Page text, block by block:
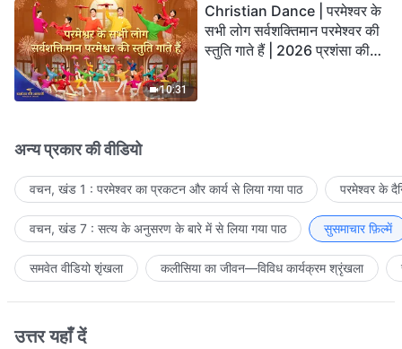
10:31
Christian Dance | परमेश्वर के
सभी लोग सर्वशक्तिमान परमेश्वर की
स्तुति गाते हैं | 2026 प्रशंसा की
अन्य प्रकार की वीडियो
वचन, खंड 1 : परमेश्वर का प्रकटन और कार्य से लिया गया पाठ परमेश्वर के
वचन, खंड 7 : सत्य के अनुसरण के बारे में से लिया गया पाठ सुसमाचार फ़िल्में
समवेत वीडियो शृंखला कलीसिया का जीवन—विविध कार्यक्रम श्रृंखला
उत्तर यहाँ दें